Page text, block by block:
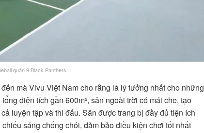
quận 9 Black Panthers
mà Vivu Việt Nam cho rằng là lý tưởng nhất cho những
diện tích gần 600m², sân ngoài trời có mái che, tạo
luyện tập và thi đấu. Sân được trang bị đầy đủ tiện ích
sáng chống chói, đảm bảo điều kiện chơi tốt nhất